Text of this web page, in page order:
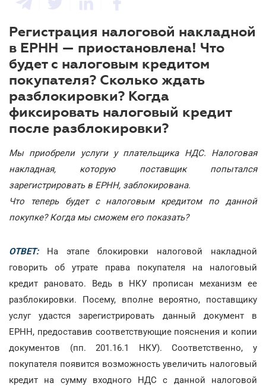
Регистрация налоговой накладной
в ЕРНН — приостановлена! Что
будет с налоговым кредитом
покупателя? Сколько ждать
разблокировки? Когда
фиксировать налоговый кредит
после разблокировки?
Мы приобрели услуги у плательщика НДС. Налоговая
накладная, которую поставщик попытался
зарегистрировать в ЕРНН, заблокирована.
Что теперь будет с налоговым кредитом по данной
покупке? Когда мы сможем его показать?
ОТВЕТ:На этапе блокировки налоговой накладной
говорить об утрате права покупателя на налоговый
кредит рановато. Ведь в НКУ прописан механизм ее
разблокировки. Посему, вполне вероятно, поставщику
услуг удастся зарегистрировать данный документ в
ЕРНН, предоставив соответствующие пояснения и копии
документов (пп. 201.16.1 НКУ). Соответственно, у
покупателя появится возможность увеличить налоговый
кредит на сумму входного НДС с данной налоговой